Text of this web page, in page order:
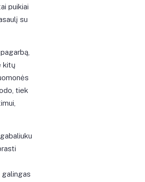
puikiai
su
kitų
tiek
galingas